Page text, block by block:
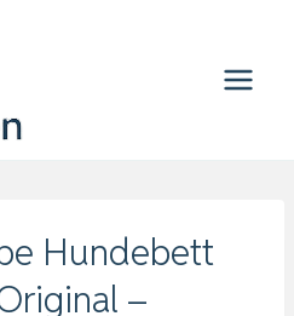
Hundebett
–